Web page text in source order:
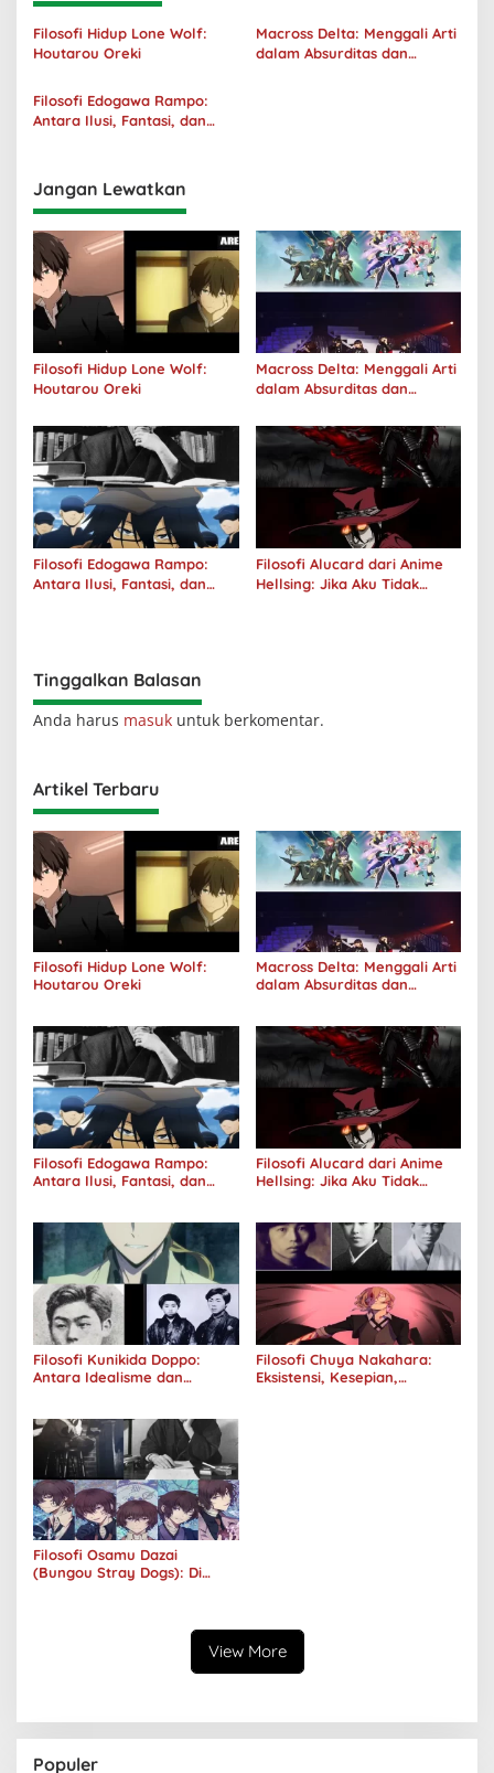
Filosofi Hidup Lone Wolf:
Houtarou Oreki
Macross Delta: Menggali Arti
dalam Absurditas dan
Filosofi Edogawa Rampo:
Antara Ilusi, Fantasi, dan
Jangan Lewatkan
Filosofi Hidup Lone Wolf:
Houtarou Oreki
Macross Delta: Menggali Arti
dalam Absurditas dan
Filosofi Edogawa Rampo:
Antara Ilusi, Fantasi, dan
Filosofi Alucard dari Anime
Hellsing: Jika Aku Tidak
Tinggalkan Balasan
Anda harus masuk untuk berkomentar.
Artikel Terbaru
Filosofi Hidup Lone Wolf:
Houtarou Oreki
Macross Delta: Menggali Arti
dalam Absurditas dan
Filosofi Edogawa Rampo:
Antara Ilusi, Fantasi, dan
Filosofi Alucard dari Anime
Hellsing: Jika Aku Tidak
Filosofi Kunikida Doppo:
Antara Idealisme dan
Filosofi Chuya Nakahara:
Eksistensi, Kesepian,
Filosofi Osamu Dazai
(Bungou Stray Dogs): Di
View More
Populer